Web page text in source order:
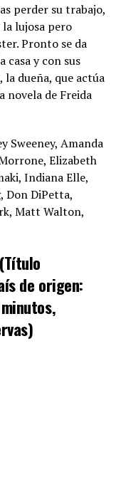
perder su trabajo,
lujosa pero
Pronto se da
casa y con sus
dueña, que actúa
novela de Freida
Sweeney, Amanda
Elizabeth
Indiana Elle,
Don DiPetta,
Matt Walton,
de origen: